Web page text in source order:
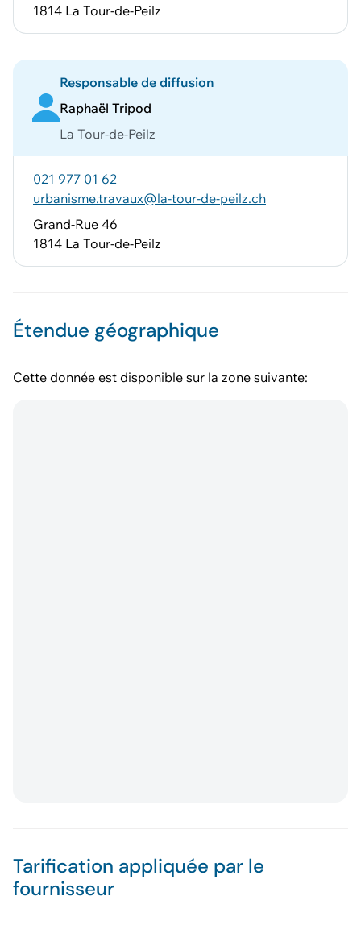
1814 La Tour-de-Peilz
Responsable de diffusion
Raphaël Tripod
La Tour-de-Peilz
021 977 01 62
urbanisme.travaux@la-tour-de-peilz.ch
Grand-Rue 46
1814 La Tour-de-Peilz
Étendue géographique
Cette donnée est disponible sur la zone suivante:
Tarification appliquée par le
fournisseur